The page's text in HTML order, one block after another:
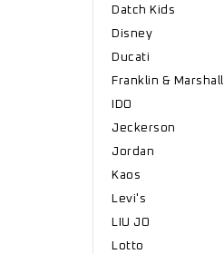
Datch Kids
Disney
Ducati
Franklin & Marshall
IDO
Jeckerson
Jordan
Kaos
Levi's
LIU JO
Lotto